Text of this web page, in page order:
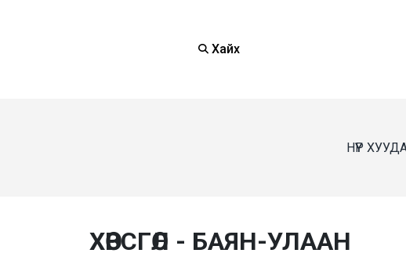
Хайх
НҮҮР
ХӨВСГӨЛ - БАЯН-УЛААН